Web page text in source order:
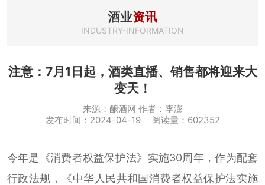
热门资讯：名酒之光：共话荣耀背后的价值与使命
酒业资讯
INDUSTRY-INFORMATION
注意：7月1日起，酒类直播、销售都将迎来大
变天！
来源：酿酒网 作者：李澎
发布时间：2024-04-19 阅读量：602352
今年是《消费者权益保护法》实施30周年，作为配套
行政法规，《中华人民共和国消费者权益保护法实施